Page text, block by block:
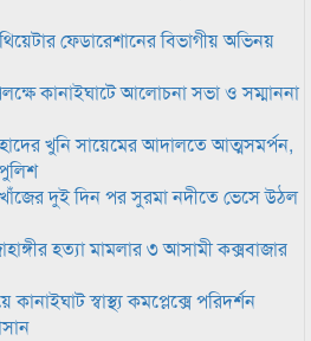
ফেডারেশানের বিভাগীয় অভিনয়
কানাইঘাটে আলোচনা সভা ও সম্মাননা
খুনি সায়েমের আদালতে আত্মসমর্পন,
দুই দিন পর সুরমা নদীতে ভেসে উঠল
হত্যা মামলার ৩ আসামী কক্সবাজার
কানাইঘাট স্বাস্থ্য কমপ্লেক্সে পরিদর্শন